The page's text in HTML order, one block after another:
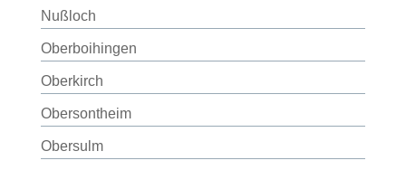
Nußloch
Oberboihingen
Oberkirch
Obersontheim
Obersulm